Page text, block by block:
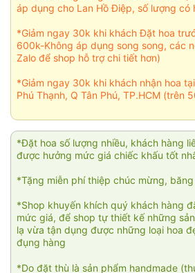
áp dụng cho Lan Hồ Điệp, số lượng có
*Giảm ngay 30k khi khách Đặt hoa
600k-Không áp dụng song song, các
Zalo để shop hỗ trợ chi tiết hơn)
*Giảm ngay 30k khi khách nhận hoa
Phú Thạnh, Q Tân Phú, TP.HCM (trên
*Đặt hoa số lượng nhiều, khách hàng
được hưởng mức giá chiếc khấu tốt
*Tặng miễn phí thiệp chúc mừng, băng
*Shop khuyến khích quý khách hàng
mức giá, để shop tự thiết kế những
lạ vừa tận dụng được những loại hoa
đụng hàng
*Do đặt thù là sản phẩm handmade